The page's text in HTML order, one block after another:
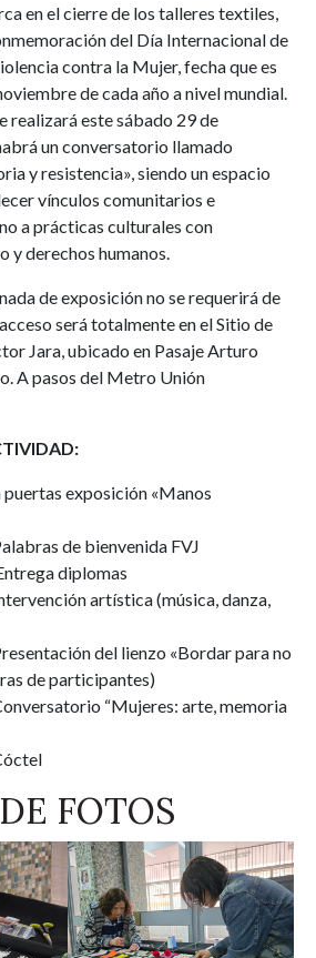
en el cierre de los talleres textiles,
del Día Internacional de
contra la Mujer, fecha que es
de cada año a nivel mundial.
realizará este sábado 29 de
un conversatorio llamado
y resistencia», siendo un espacio
vínculos comunitarios e
a prácticas culturales con
y derechos humanos.
de exposición no se requerirá de
será totalmente en el Sitio de
Jara, ubicado en Pasaje Arturo
A pasos del Metro Unión
exposición «Manos
de bienvenida FVJ
diplomas
artística (música, danza,
del lienzo «Bordar para no
de participantes)
“Mujeres: arte, memoria
FOTOS